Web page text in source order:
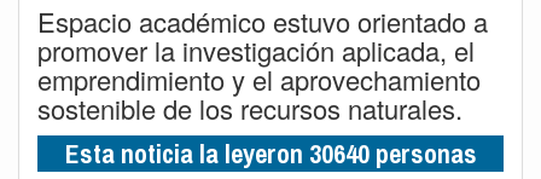
Espacio académico estuvo orientado a
promover la investigación aplicada, el
emprendimiento y el aprovechamiento
sostenible de los recursos naturales.
Esta noticia la leyeron 30640 personas